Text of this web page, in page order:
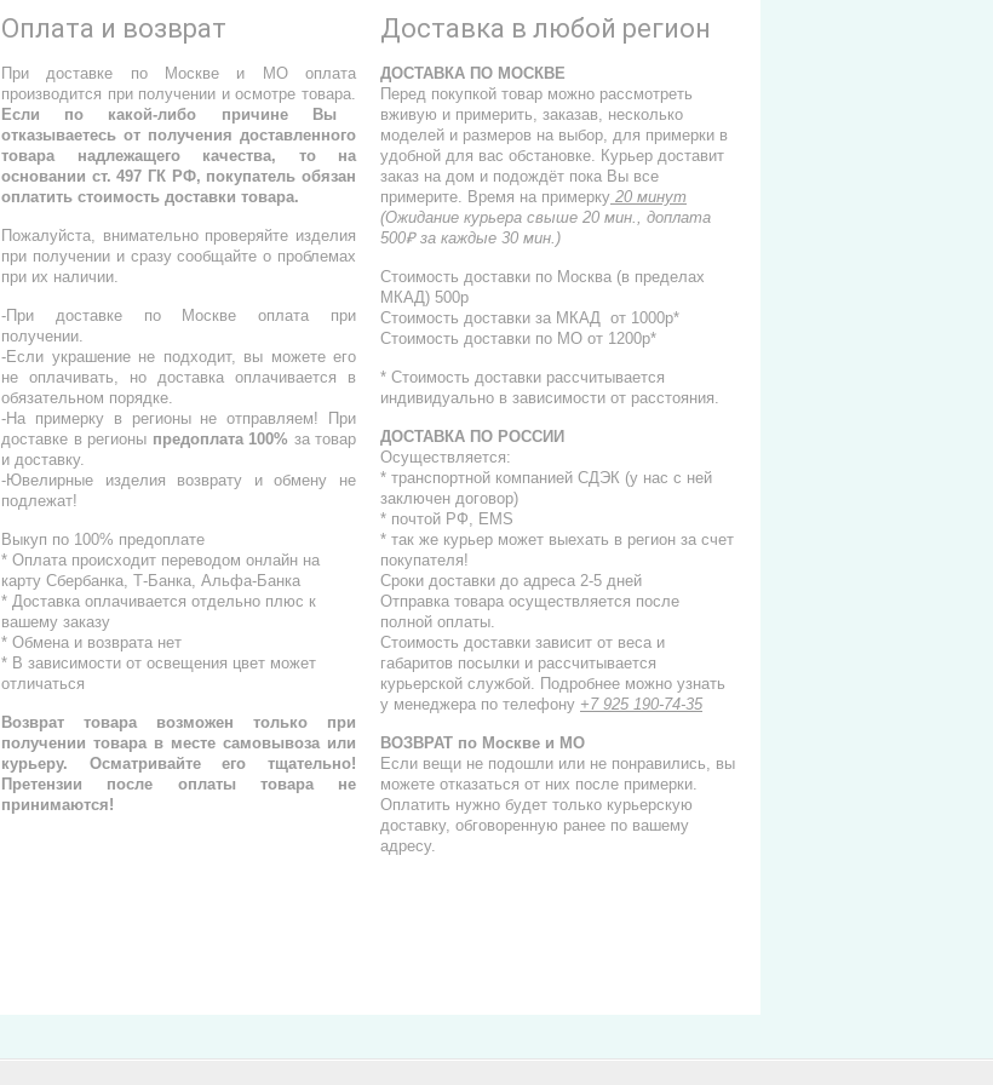
Оплата и возврат
При доставке по Москве и МО оплата
производится при получении и осмотре товара.
Если по какой-либо причине Вы
отказываетесь от получения доставленного
товара надлежащего качества, то на
основании ст. 497 ГК РФ, покупатель обязан
оплатить стоимость доставки товара.
Пожалуйста, внимательно проверяйте изделия
при получении и сразу сообщайте о проблемах
при их наличии.
-При доставке по Москве оплата при
получении.
-Если украшение не подходит, вы можете его
не оплачивать, но доставка оплачивается в
обязательном порядке.
-На примерку в регионы не отправляем! При
доставке в регионы предоплата 100% за товар
и доставку.
-Ювелирные изделия возврату и обмену не
подлежат!
Выкуп по 100% предоплате
* Оплата происходит переводом онлайн на
карту Сбербанка, Т-Банка, Альфа-Банка
* Доставка оплачивается отдельно плюс к
вашему заказу
* Обмена и возврата нет
* В зависимости от освещения цвет может
отличаться
Возврат товара возможен только при
получении товара в месте самовывоза или
курьеру. Осматривайте его тщательно!
Претензии после оплаты товара не
принимаются!
Доставка в любой регион
ДОСТАВКА ПО МОСКВЕ
Перед покупкой товар можно рассмотреть
вживую и примерить, заказав, несколько
моделей и размеров на выбор, для примерки в
удобной для вас обстановке. Курьер доставит
заказ на дом и подождёт пока Вы все
примерите. Время на примерку 20 минут
(Ожидание курьера свыше 20 мин., доплата
500₽ за каждые 30 мин.)
Стоимость доставки по Москва (в пределах
МКАД) 500р
Стоимость доставки за МКАД от 1000р*
Стоимость доставки по МО от 1200р*
* Стоимость доставки рассчитывается
индивидуально в зависимости от расстояния.
ДОСТАВКА ПО РОССИИ
Осуществляется:
* транспортной компанией СДЭК (у нас с ней
заключен договор)
* почтой РФ, EMS
* ⁠так же курьер может выехать в регион за счет
покупателя!
Сроки доставки до адреса 2-5 дней
Отправка товара осуществляется после
полной оплаты.
Стоимость доставки зависит от веса и
габаритов посылки и рассчитывается
курьерской службой. Подробнее можно узнать
у менеджера по телефону +7 925 190-74-35
ВОЗВРАТ по Москве и МО
Если вещи не подошли или не понравились, вы
можете отказаться от них после примерки.
Оплатить нужно будет только курьерскую
доставку, обговоренную ранее по вашему
адресу.